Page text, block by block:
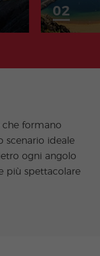
che formano
scenario ideale
ogni angolo
più spettacolare